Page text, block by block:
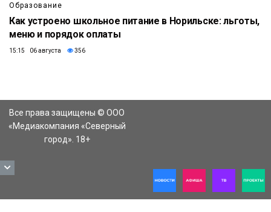
Образование
Как устроено школьное питание в Норильске: льготы,
меню и порядок оплаты
15:15 06 августа 356
Все права защищены © ООО
«Медиакомпания «Северный
город». 18+